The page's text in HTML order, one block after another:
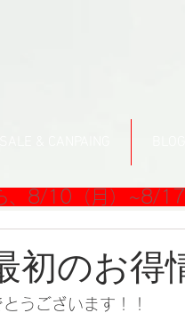
、8/10（月）~8/
初のお得
うございます！！